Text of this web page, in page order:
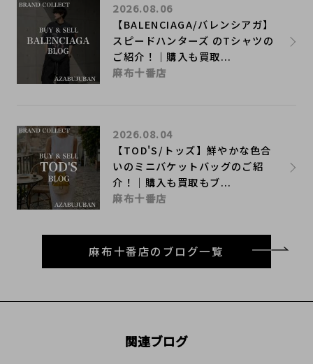
【BALENCIAGA/バレンシアガ】
スピードハンターズ のTシャツの
ご紹介！｜購入も買取...
2026.08.06
麻布十番店
【TOD'S/トッズ】鮮やかな色合
いのミニバケットバッグのご紹
介！｜購入も買取もブ...
2026.08.04
麻布十番店
麻布十番店のブログ一覧
関連ブログ